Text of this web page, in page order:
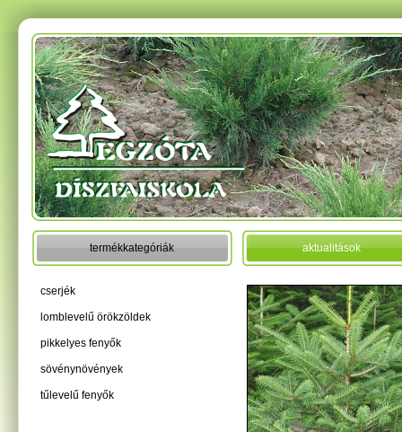
termékkategóriák
cserjék
lomblevelű örökzöldek
pikkelyes fenyők
sövénynövények
tűlevelű fenyők
aktualitások